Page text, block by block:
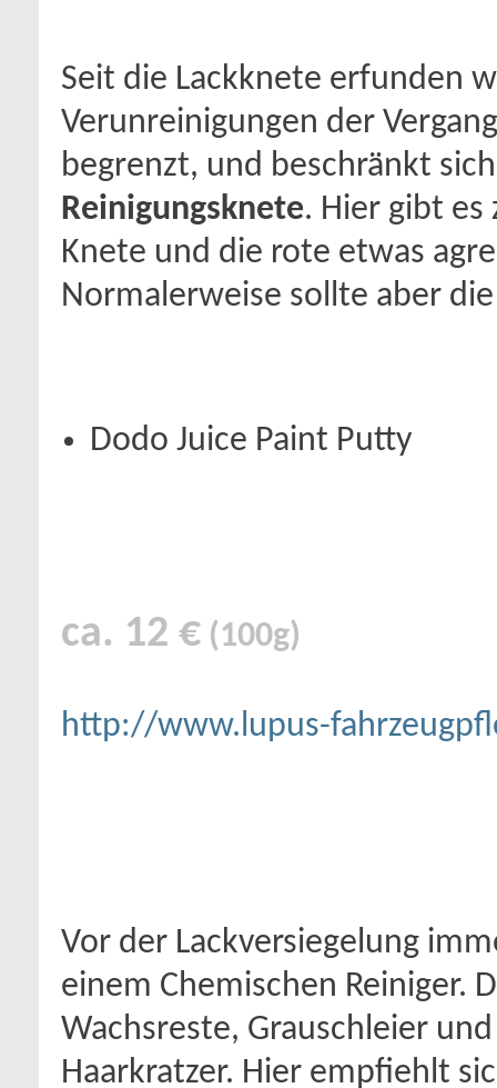
Seit die Lackknete erfunden
Verunreinigungen der
begrenzt, und beschränkt
Reinigungsknete. Hier gibt
Knete und die rote etwas
Normalerweise sollte aber
Dodo Juice Paint Putty
ca. 12 € (100g)
http://www.lupus-
Vor der Lackversiegelung
einem Chemischen Reiniger.
Wachsreste, Grauschleier
Haarkratzer. Hier empfiehlt